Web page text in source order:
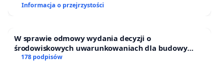
Informacja o przejrzystości
W sprawie odmowy wydania decyzji o
środowiskowych uwarunkowaniach dla budowy
zakładu wytwarzania biometanu „Krynki” w
178 podpisów